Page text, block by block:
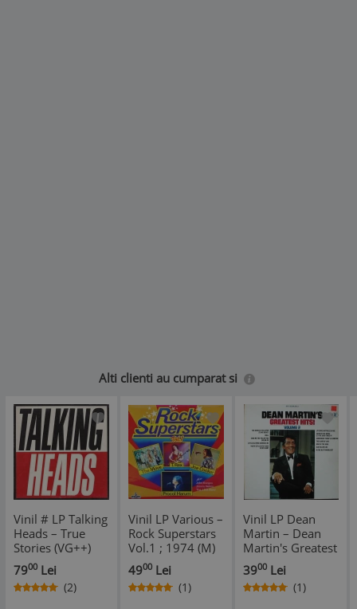
Alti clienti au cumparat si
Vinil # LP Talking
Heads ‎– True
Stories (VG++)
7900 Lei
(2)
Vinil LP Various ‎–
Rock Superstars
Vol.1 ; 1974 (M)
NOU ! SIGILAT !
4900 Lei
(1)
Vinil LP Dean
Martin – Dean
Martin's Greatest
Hits! Volume 2
(VG++)
3900 Lei
(1)